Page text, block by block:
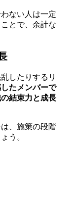
ない人は一定
とで、余計な
したりするリ
たメンバーで
結束力と成長
、施策の段階
う。